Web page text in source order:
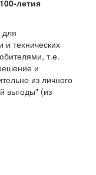
летия
для
и технических
т.е.
и
из личного
выгоды" (из